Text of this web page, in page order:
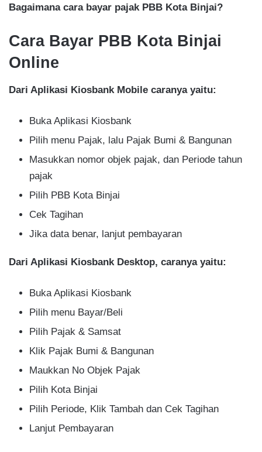
Bagaimana cara bayar pajak PBB Kota Binjai?
Cara Bayar PBB Kota Binjai
Online
Dari Aplikasi Kiosbank Mobile caranya yaitu:
Buka Aplikasi Kiosbank
Pilih menu Pajak, lalu Pajak Bumi & Bangunan
Masukkan nomor objek pajak, dan Periode tahun
pajak
Pilih PBB Kota Binjai
Cek Tagihan
Jika data benar, lanjut pembayaran
Dari Aplikasi Kiosbank Desktop, caranya yaitu:
Buka Aplikasi Kiosbank
Pilih menu Bayar/Beli
Pilih Pajak & Samsat
Klik Pajak Bumi & Bangunan
Maukkan No Objek Pajak
Pilih Kota Binjai
Pilih Periode, Klik Tambah dan Cek Tagihan
Lanjut Pembayaran